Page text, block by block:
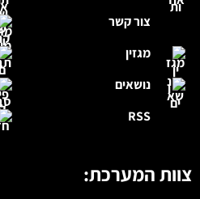
צור קשר
מגזין
נושאים
RSS
צוות המערכת: